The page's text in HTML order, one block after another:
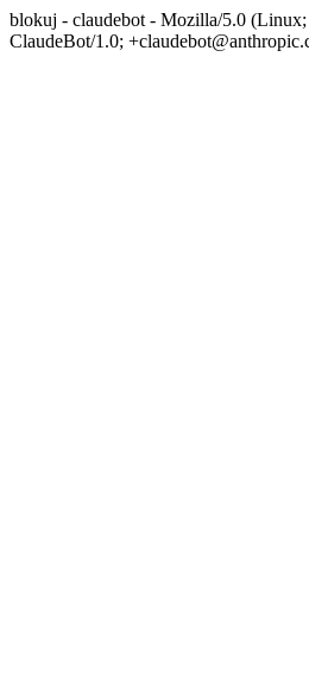
blokuj - claudebot - Mozilla/5.0
ClaudeBot/1.0;